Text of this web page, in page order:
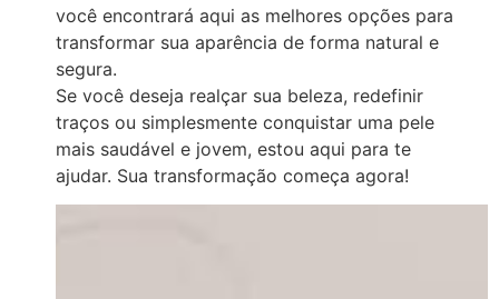
você encontrará aqui as melhores opções para
transformar sua aparência de forma natural e
segura.
Se você deseja realçar sua beleza, redefinir
traços ou simplesmente conquistar uma pele
mais saudável e jovem, estou aqui para te
ajudar. Sua transformação começa agora!